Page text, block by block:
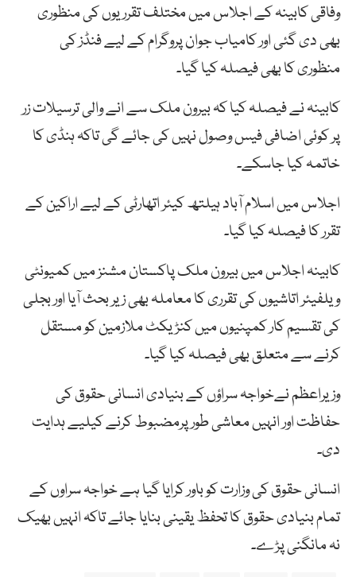
وفاقی کابینہ کے اجلاس میں مختلف تقرریوں کی منظوری
بھی دی گئی اور کامیاب جوان پروگرام کے لیے فنڈز کی
منظوری کا بھی فیصلہ کیا گیا۔
کابینہ نے فیصلہ کیا کہ بیرون ملک سے انے والی ترسیلات زر
پر کوئی اضافی فیس وصول نہیں کی جائے گی تاکہ ہنڈی کا
خاتمہ کیا جاسکے۔
اجلاس میں اسلام آباد ہیلتھ کیئر اتھارٹی کے لیے اراکین کے
تقرر کا فیصلہ کیا گیا۔
کابینہ اجلاس میں بیرون ملک پاکستان مشنز میں کمیونٹی
ویلفیئر اتاشیوں کی تقرری کا معاملہ بھی زیر بحث آیا اور بجلی
کی تقسیم کار کمپنیوں میں کنڑیکٹ ملازمین کو مستقل
کرنے سے متعلق بھی فیصلہ کیا گیا۔
وزیراعظم نےخواجہ سراؤں کے بنیادی انسانی حقوق کی
حفاظت اور انہیں معاشی طور پرمضبوط کرنے کیلیے ہدایت
دی۔
انسانی حقوق کی وزارت کو باور کرایا گیا ہے خواجہ سراوں کے
تمام بنیادی حقوق کا تحفظ یقینی بنایا جائے تاکہ انہیں بھیک
نہ مانگنی پڑے۔